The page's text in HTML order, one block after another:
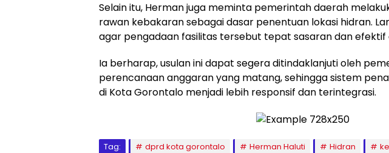
Selain itu, Herman juga meminta pemerintah daerah
rawan kebakaran sebagai dasar penentuan lokasi hidran.
agar pengadaan fasilitas tersebut tepat sasaran dan efektif
‎‎Ia berharap, usulan ini dapat segera ditindaklanjuti oleh
perencanaan anggaran yang matang, sehingga sistem
di Kota Gorontalo menjadi lebih responsif dan terintegrasi.‎
Tag: dprd kota gorontalo Herman Haluti Hidran